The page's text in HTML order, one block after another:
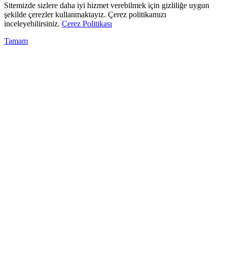
Sitemizde sizlere daha iyi hizmet verebilmek için gizliliğe uygun
şekilde çerezler kullanmaktayız. Çerez politikamızı
inceleyebilirsiniz. Çerez Politikası
Tamam